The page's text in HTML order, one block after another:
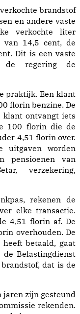
brandstof
en andere vaste
verkochte liter
van 14,5 cent, de
Dit is een vaste
regering de
praktijk. Een klant
florin benzine. De
ontvangt iets
100 florin die de
4,51 florin over.
uitgaven worden
pensioenen van
verzekering,
rekenen de
elke transactie.
4,51 florin af. De
overhouden. De
betaald, gaat
de Belastingdienst
dat is de
jaren zijn gesteund
rekenden.